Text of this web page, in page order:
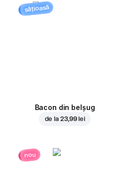
sățioasă
Bacon din belșug
de la 23,99 lei
nou